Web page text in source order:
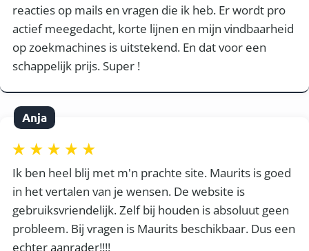
reacties op mails en vragen die ik heb. Er wordt pro
actief meegedacht, korte lijnen en mijn vindbaarheid
op zoekmachines is uitstekend. En dat voor een
schappelijk prijs. Super !
Anja
Ik ben heel blij met m'n prachte site. Maurits is goed
in het vertalen van je wensen. De website is
gebruiksvriendelijk. Zelf bij houden is absoluut geen
probleem. Bij vragen is Maurits beschikbaar. Dus een
echter aanrader!!!!